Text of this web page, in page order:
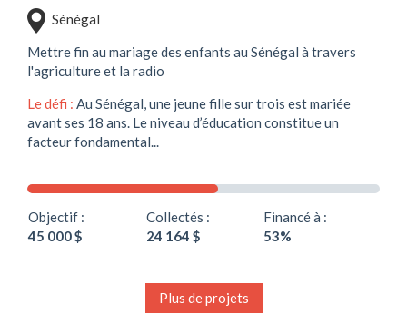
Sénégal
Mettre fin au mariage des enfants au Sénégal à travers
l'agriculture et la radio
Le défi : Au Sénégal, une jeune fille sur trois est mariée
avant ses 18 ans. Le niveau d’éducation constitue un
facteur fondamental...
Objectif :
45 000 $
Collectés :
24 164 $
Financé à :
53%
Plus de projets